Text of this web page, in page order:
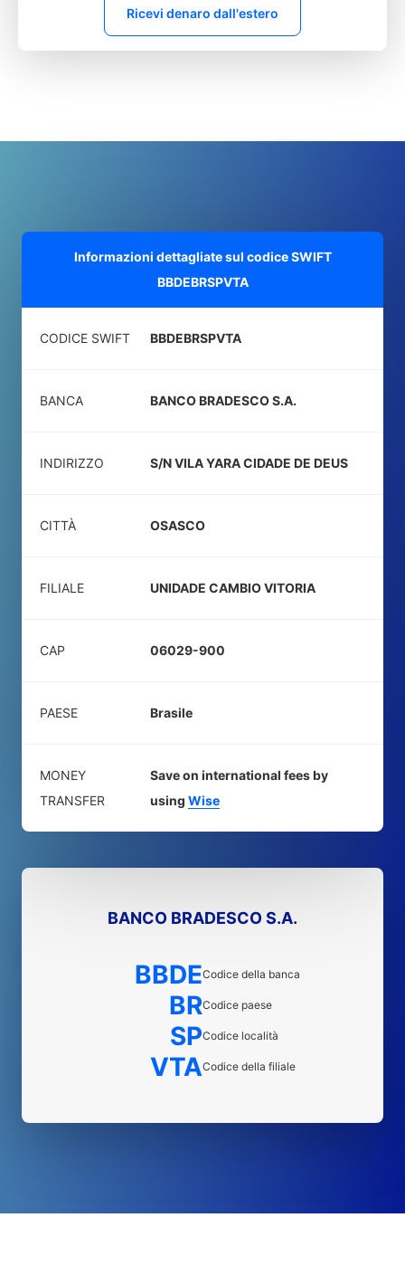
Ricevi denaro dall'estero
Informazioni dettagliate sul codice SWIFT
BBDEBRSPVTA
CODICE SWIFT BBDEBRSPVTA
BANCA BANCO BRADESCO S.A.
INDIRIZZO S/N VILA YARA CIDADE DE DEUS
CITTÀ OSASCO
FILIALE UNIDADE CAMBIO VITORIA
CAP 06029-900
PAESE Brasile
MONEY
TRANSFER
Save on international fees by
using Wise
BANCO BRADESCO S.A.
BBDECodice della banca
BRCodice paese
SPCodice località
VTACodice della filiale